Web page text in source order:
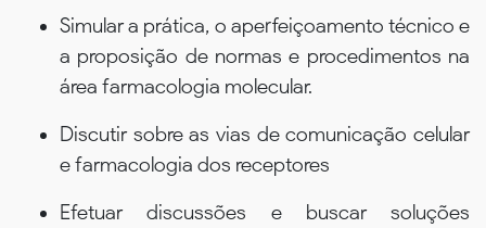
Simular a prática, o aperfeiçoamento técnico e
a proposição de normas e procedimentos na
área farmacologia molecular.
Discutir sobre as vias de comunicação celular
e farmacologia dos receptores
Efetuar discussões e buscar soluções